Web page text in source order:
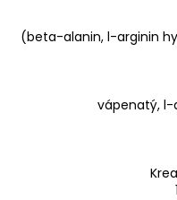
(beta-alanin, l-arginin
vápenatý,